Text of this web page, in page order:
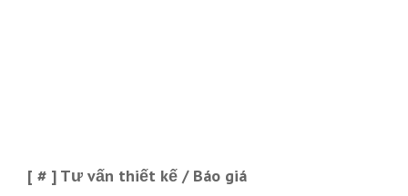
[ # ] Tư vấn thiết kế / Báo giá